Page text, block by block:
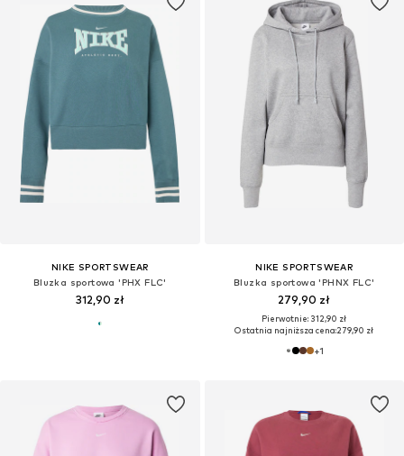
NIKE SPORTSWEAR
Bluzka sportowa 'PHX FLC'
312,90 zł
NIKE SPORTSWEAR
Bluzka sportowa 'PHNX FLC'
279,90 zł
Pierwotnie: 312,90 zł
Ostatnia najniższa cena:279,90 zł
+1